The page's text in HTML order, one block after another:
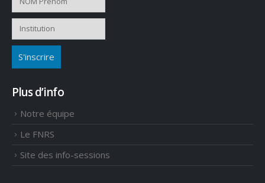
Plus d’info
Notre équipe
Le FNRS
Site des info-sessions